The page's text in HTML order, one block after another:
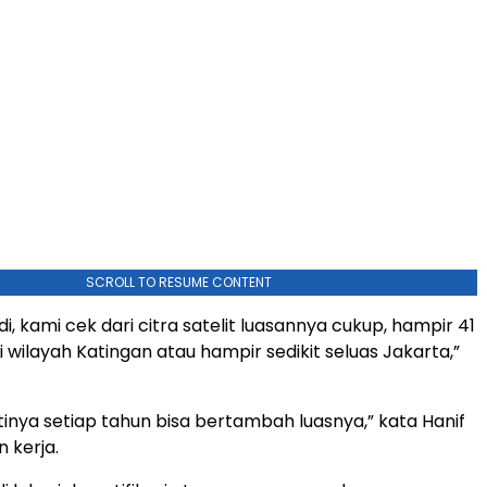
SCROLL TO RESUME CONTENT
kami cek dari citra satelit luasannya cukup, hampir 41
Katingan atau hampir sedikit seluas Jakarta,”
setiap tahun bisa bertambah luasnya,” kata Hanif
kerja.